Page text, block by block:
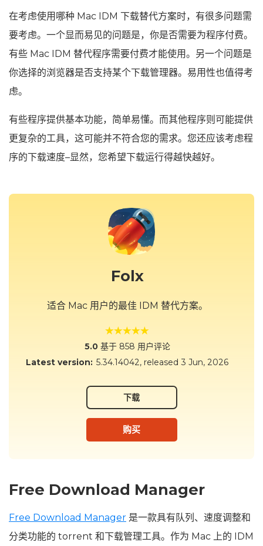
在考虑使用哪种 Mac IDM 下载替代方案时，有很多问题需
要考虑。一个显而易见的问题是，你是否需要为程序付费。
有些 Mac IDM 替代程序需要付费才能使用。另一个问题是
你选择的浏览器是否支持某个下载管理器。易用性也值得考
虑。
有些程序提供基本功能，简单易懂。而其他程序则可能提供
更复杂的工具，这可能并不符合您的需求。您还应该考虑程
序的下载速度–显然，您希望下载运行得越快越好。
Folx
适合 Mac 用户的最佳 IDM 替代方案。
5.0 基于 858 用户评论
Latest version: 5.34.14042, released 3 Jun, 2026
下载
购买
Free Download Manager
Free Download Manager 是一款具有队列、速度调整和
分类功能的 torrent 和下载管理工具。作为 Mac 上的 IDM